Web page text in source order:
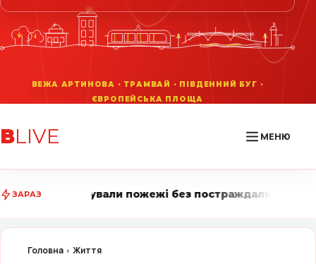
ВLIVE МЕНЮ
ЗАРАЗ без постраждалих • Вінниця LIVE стежить
Головна Життя